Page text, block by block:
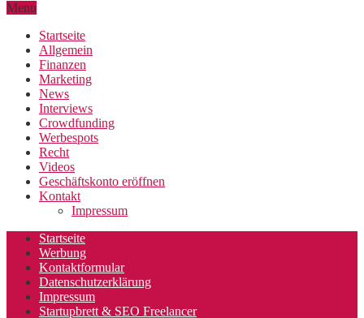
Menu
Startseite
Allgemein
Finanzen
Marketing
News
Interviews
Crowdfunding
Werbespots
Recht
Videos
Geschäftskonto eröffnen
Kontakt
Impressum
Startseite
Werbung
Kontaktformular
Datenschutzerklärung
Impressum
Startupbrett & SEO Freelancer